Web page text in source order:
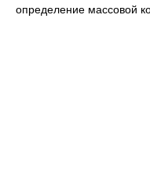
определение массовой